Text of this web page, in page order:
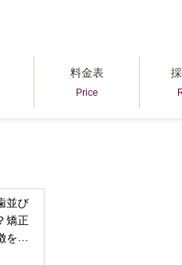
料金表
Price
並び
矯正
を解